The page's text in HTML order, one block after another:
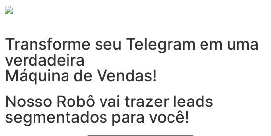
Transforme seu Telegram em uma
verdadeira
Máquina de Vendas!
Nosso Robô vai trazer leads
segmentados para você!